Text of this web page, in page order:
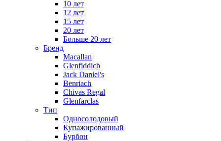
10 лет
12 лет
15 лет
20 лет
Больше 20 лет
Бренд
Macallan
Glenfiddich
Jack Daniel's
Benriach
Chivas Regal
Glenfarclas
Тип
Односолодовый
Купажированный
Бурбон